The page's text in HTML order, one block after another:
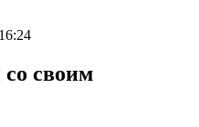
16:24
своим